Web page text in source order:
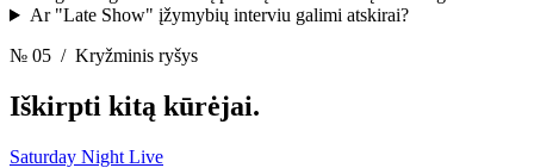
Ar "Late Show" įžymybių interviu galimi atskirai?
№ 05 / Kryžminis ryšys
Iškirpti kitą kūrėjai.
Saturday Night Live